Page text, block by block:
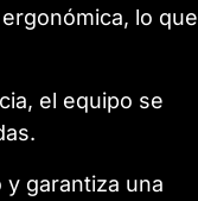
lo que
el equipo se
garantiza una